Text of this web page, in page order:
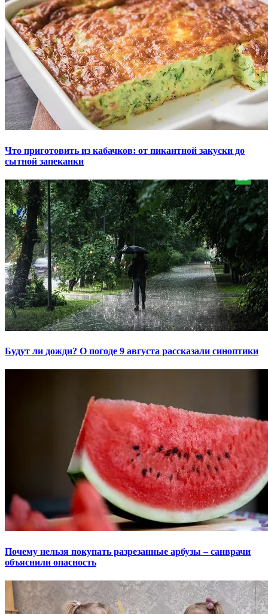
Что приготовить из кабачков: от пикантной закуски до
сытной запеканки
Будут ли дожди? О погоде 9 августа рассказали синоптики
Почему нельзя покупать разрезанные арбузы – санврачи
объяснили опасность